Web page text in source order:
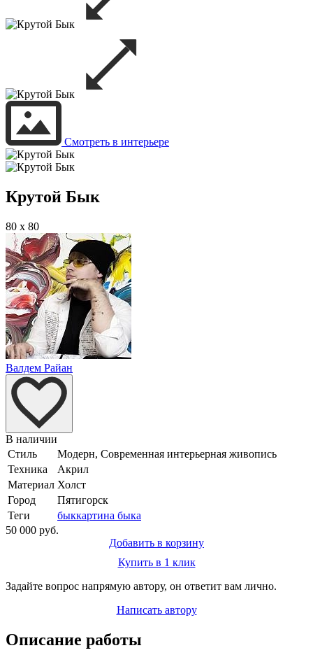
Смотреть в интерьере
Крутой Бык
80 x 80
Валдем Райан
В наличии
Стиль
Модерн, Современная интерьерная живопись
Техника
Акрил
Материал Холст
Город
Пятигорск
Теги
быккартина быка
50 000 руб.
Добавить в корзину
Купить в 1 клик
Задайте вопрос напрямую автору, он ответит вам лично.
Написать автору
Описание работы